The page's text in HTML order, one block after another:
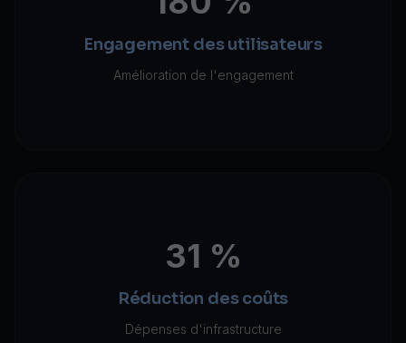
Engagement des utilisateurs
Amélioration de l'engagement
31 %
Réduction des coûts
Dépenses d'infrastructure